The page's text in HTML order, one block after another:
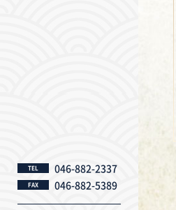
TEL 046-882-2337
FAX 046-882-5389